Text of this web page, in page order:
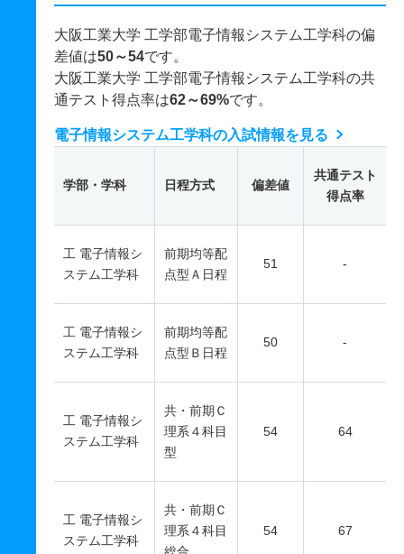
大阪工業大学 工学部電子情報システム工学科の偏
差値は50～54です。
大阪工業大学 工学部電子情報システム工学科の共
通テスト得点率は62～69%です。
電子情報システム工学科の入試情報を見る
学部・学科 日程方式 偏差値
共通テスト
得点率
工 電子情報シ
ステム工学科
前期均等配
点型Ａ日程
51 -
工 電子情報シ
ステム工学科
前期均等配
点型Ｂ日程
50 -
工 電子情報シ
ステム工学科
共・前期Ｃ
理系４科目
型
54 64
工 電子情報シ
ステム工学科
共・前期Ｃ
理系４科目
54 67